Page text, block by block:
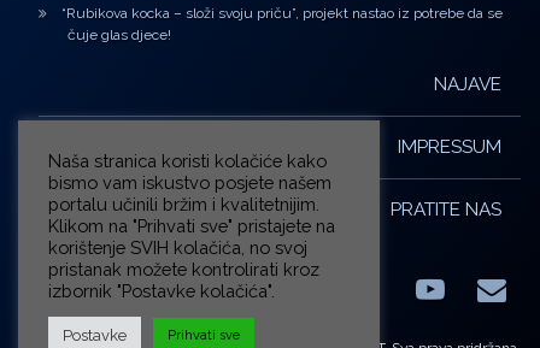
“Rubikova kocka – složi svoju priču”, projekt nastao iz potrebe da se
čuje glas djece!
NAJAVE
IMPRESSUM
PRATITE NAS
FacebookLinkedIn E-
Naša stranica koristi kolačiće kako
bismo vam iskustvo posjete našem
portalu učinili bržim i kvalitetnijim.
Klikom na "Prihvati sve" pristajete na
korištenje SVIH kolačića, no svoj
pristanak možete kontrolirati kroz
izbornik "Postavke kolačića".
Postavke Prihvati sve